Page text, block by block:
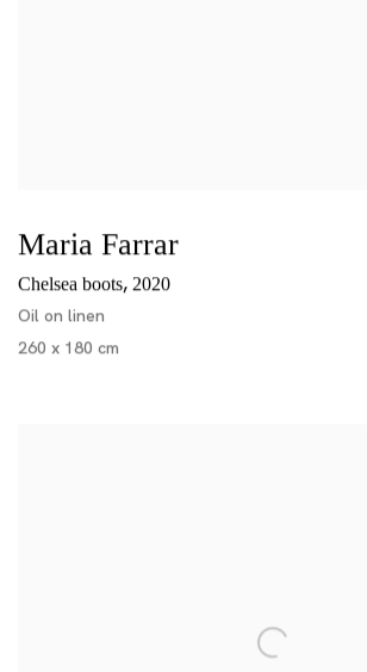
Maria Farrar
Chelsea boots, 2020
Oil on linen
260 x 180 cm